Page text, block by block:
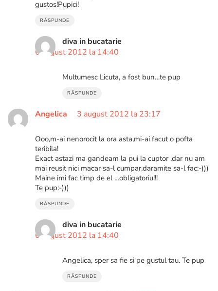
gustos!Pupici!
RĂSPUNDE
diva in bucatarie
6 august 2012 la 14:40
Multumesc Licuta, a fost bun…te pup
RĂSPUNDE
Angelica 3 august 2012 la 23:17
Ooo,m-ai nenorocit la ora asta,mi-ai facut o pofta
teribila!
Exact astazi ma gandeam la pui la cuptor ,dar nu am
mai reusit nici macar sa-l cumpar,daramite sa-l fac:-)))
Maine imi fac timp de el …obligatoriu!!!
Te pup:-)))
RĂSPUNDE
diva in bucatarie
6 august 2012 la 14:40
Angelica, sper sa fie si pe gustul tau. Te pup
RĂSPUNDE